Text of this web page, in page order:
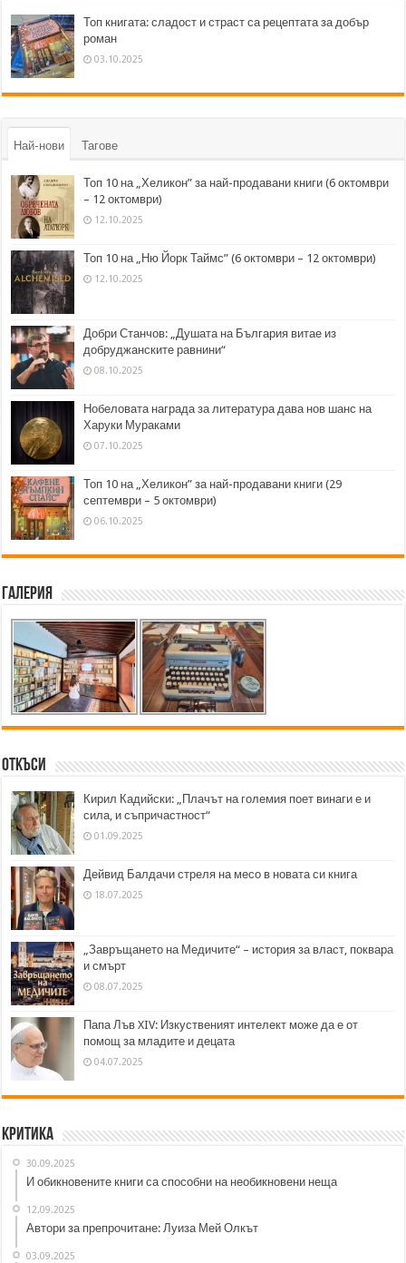
Топ книгата: сладост и страст са рецептата за добър
роман
03.10.2025
Най-нови Тагове
Топ 10 на „Хеликон” за най-продавани книги (6 октомври
– 12 октомври)
12.10.2025
Топ 10 на „Ню Йорк Таймс” (6 октомври – 12 октомври)
12.10.2025
Добри Станчов: „Душата на България витае из
добруджанските равнини“
08.10.2025
Нобеловата награда за литература дава нов шанс на
Харуки Мураками
07.10.2025
Топ 10 на „Хеликон” за най-продавани книги (29
септември – 5 октомври)
06.10.2025
Галерия
Откъси
Кирил Кадийски: „Плачът на големия поет винаги е и
сила, и съпричастност“
01.09.2025
Дейвид Балдачи стреля на месо в новата си книга
18.07.2025
„Завръщането на Медичите“ – история за власт, поквара
и смърт
08.07.2025
Папа Лъв XIV: Изкуственият интелект може да е от
помощ за младите и децата
04.07.2025
Критика
30.09.2025
И обикновените книги са способни на необикновени неща
12.09.2025
Автори за препрочитане: Луиза Мей Олкът
03.09.2025